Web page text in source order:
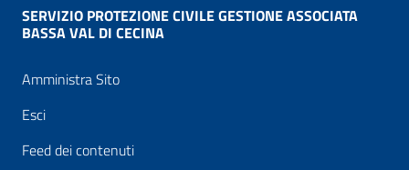
SERVIZIO PROTEZIONE CIVILE GESTIONE ASSOCIATA
BASSA VAL DI CECINA
Amministra Sito
Esci
Feed dei contenuti